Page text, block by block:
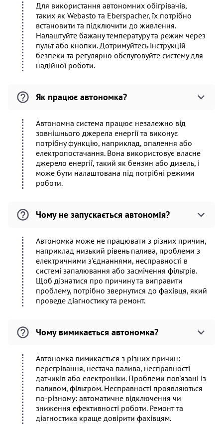
Для використання автономних обігрівачів,
таких як Webasto та Eberspacher, їх потрібно
встановити та підключити до живлення.
Налаштуйте бажану температуру та режим через
пульт або кнопки. Дотримуйтесь інструкцій
безпеки та регулярно обслуговуйте систему для
надійної роботи.
Як працює автономка?
Автономна система працює незалежно від
зовнішнього джерела енергії та виконує
потрібну функцію, наприклад, опалення або
електропостачання. Вона використовує власне
джерело енергії, такий як бензин або дизель, і
може бути налаштована під потрібні режими
роботи.
Чому не запускається автономія?
Автономка може не працювати з різних причин,
наприклад низький рівень палива, проблеми з
електричними з'єднаннями, несправності в
системі запалювання або засмічення фільтрів.
Щоб дізнатися про причину та виправити
проблему, потрібно звернутися до фахівця, який
проведе діагностику та ремонт.
Чому вимикається автономка?
Автономка вимикається з різних причин:
перегрівання, нестача палива, несправності
датчиків або електроніки. Проблеми пов'язані із
паливом, фільтром. Несправності проявляються
по-різному: автоматичне відключення чи
зниження ефективності роботи. Ремонт та
діагностика краще довірити фахівцям.